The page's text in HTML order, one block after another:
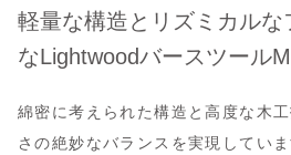
軽量な構造とリズミカルな
なLightwoodバースツール
綿密に考えられた構造と高度な木
さの絶妙なバランスを実現してい